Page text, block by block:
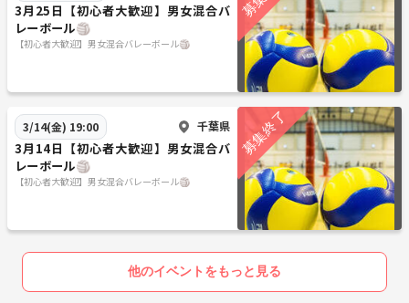
3月25日【初心者大歓迎】男女混合バ
レーボール🏐
【初心者大歓迎】男女混合バレーボール🏐
3/14(金) 19:00 千葉県
3月14日【初心者大歓迎】男女混合バ
レーボール🏐
【初心者大歓迎】男女混合バレーボール🏐
他のイベントをもっと見る